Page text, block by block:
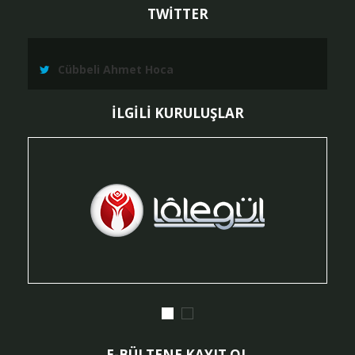
TWİTTER
Cübbeli Ahmet Hoca
İLGİLİ KURULUŞLAR